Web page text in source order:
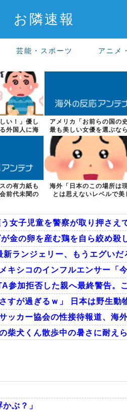
お隣速報
芸能・スポーツ アニメ
い！」優し
外国人に海
ぎ
アメリカ「お前らの国の
最も美しい女優を選ぶな
になる？」
の有力紙も
前代未聞の
海外「日本のこの場所は
とは思えないレベルで美
う女子児童を警察が取り押さ
金の卵を産む鶏を自ら絞め
新ランジェリー、もうエグい
メキシコのインフルエンサー
参加拒否した親へ最終警告。
すが過ぎるｗ」 日本は野生
ッカー協会の性接待報道、海
柴犬くん散歩中の暑さに耐え
がクウェート戦で行った審判
ぶ？」